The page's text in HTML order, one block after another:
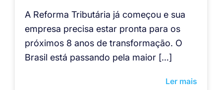
A Reforma Tributária já começou e sua
empresa precisa estar pronta para os
próximos 8 anos de transformação. O
Brasil está passando pela maior […]
Ler mais